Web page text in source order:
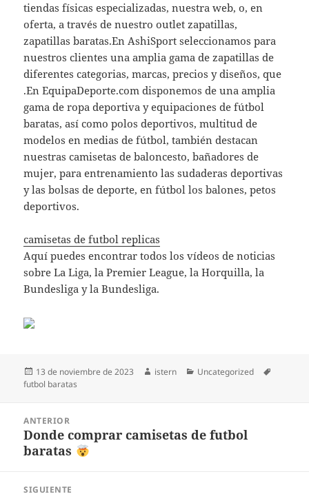
tiendas físicas especializadas, nuestra web, o, en
oferta, a través de nuestro outlet zapatillas,
zapatillas baratas.En AshiSport seleccionamos para
nuestros clientes una amplia gama de zapatillas de
diferentes categorias, marcas, precios y diseños, que
.En EquipaDeporte.com disponemos de una amplia
gama de ropa deportiva y equipaciones de fútbol
baratas, así como polos deportivos, multitud de
modelos en medias de fútbol, también destacan
nuestras camisetas de baloncesto, bañadores de
mujer, para entrenamiento las sudaderas deportivas
y las bolsas de deporte, en fútbol los balones, petos
deportivos.
camisetas de futbol replicas
Aquí puedes encontrar todos los vídeos de noticias
sobre La Liga, la Premier League, la Horquilla, la
Bundesliga y la Bundesliga.
Publicado
el
13 de noviembre de 2023 Autor
istern Categorías
Uncategorized
futbol baratas
entradas
ANTERIOR
Entrada
anterior:
Donde comprar camisetas de futbol
baratas
SIGUIENTE